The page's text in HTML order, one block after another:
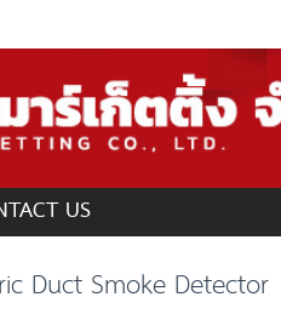
US
Duct Smoke Detector